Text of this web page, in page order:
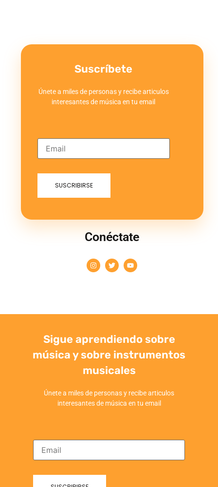
Suscríbete
Únete a miles de personas y recibe articulos
interesantes de música en tu email
Conéctate
Sigue aprendiendo sobre
música y sobre instrumentos
musicales
Únete a miles de personas y recibe articulos
interesantes de música en tu email